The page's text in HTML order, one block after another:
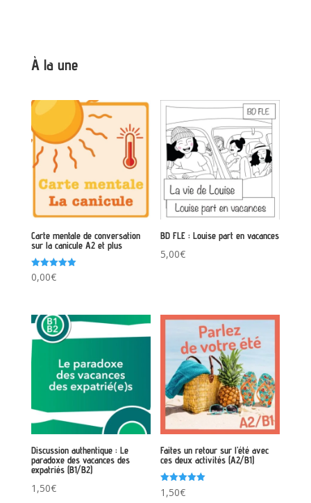
À la une
Carte mentale de conversation
sur la canicule A2 et plus
Note
5.00
0,00€
BD FLE : Louise part en vacances
5,00€
Discussion authentique : Le
paradoxe des vacances des
expatriés (B1/B2)
1,50€
Faites un retour sur l’été avec
ces deux activités (A2/B1)
Note
5.00
1,50€